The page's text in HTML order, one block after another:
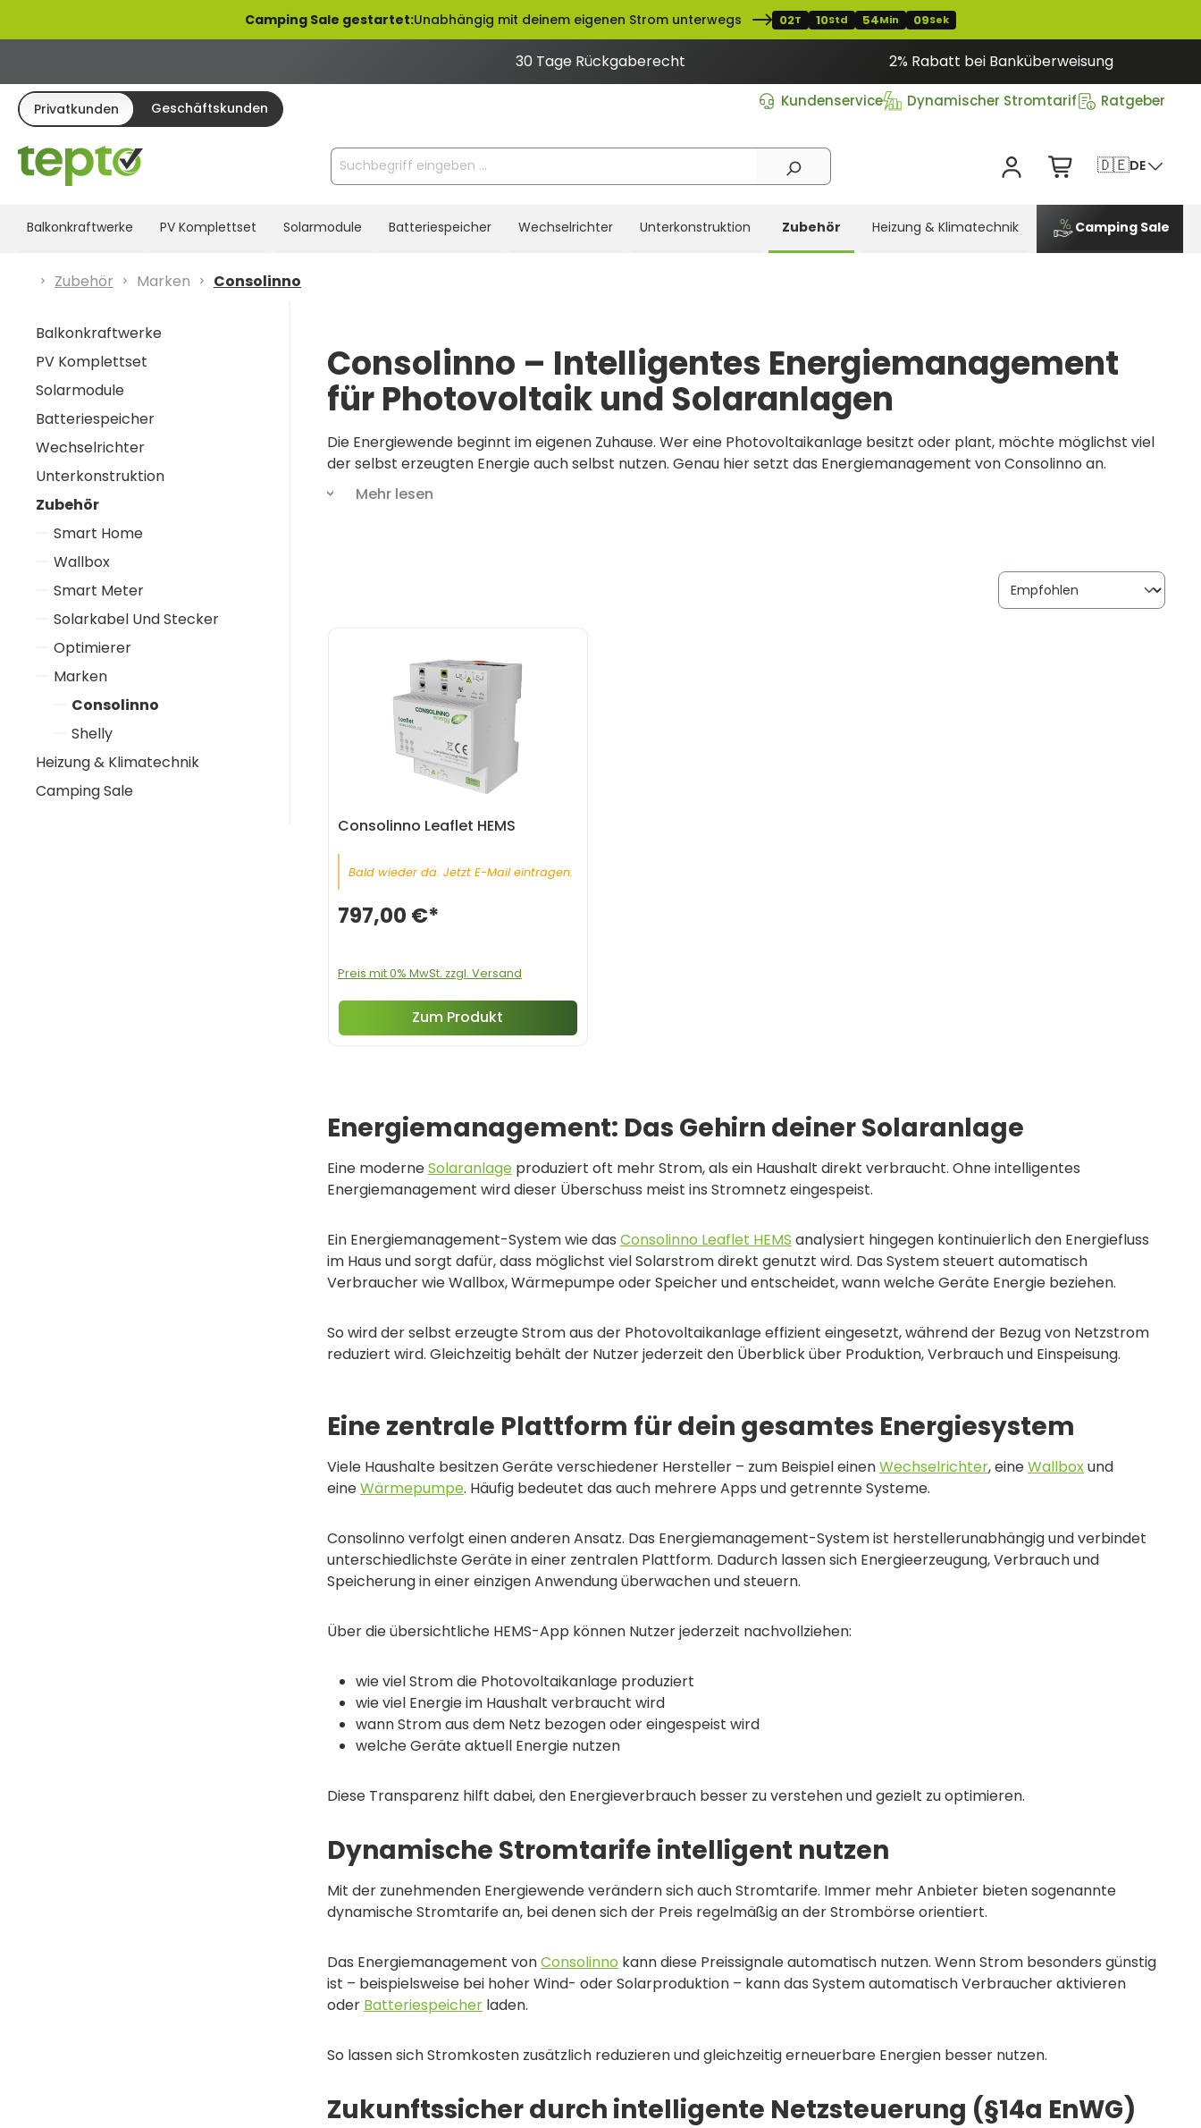
Zur Hauptnavigation springenCamping Sale gestartet:Unabhängig mit deinem eigenen Strom unterwegs 02T 10Std 54Min 08Sek
30 Tage Rückgaberecht 2% Rabatt bei Banküberweisung
Privatkunden Geschäftskunden Kundenservice Dynamischer Stromtarif Ratgeber
🇩🇪DE
Balkonkraftwerke PV Komplettset Solarmodule Batteriespeicher Wechselrichter Unterkonstruktion Zubehör Heizung & Klimatechnik Camping Sale
Zubehör Marken Consolinno
Balkonkraftwerke
PV Komplettset
Solarmodule
Batteriespeicher
Wechselrichter
Unterkonstruktion
Zubehör
Smart Home
Wallbox
Smart Meter
Solarkabel Und Stecker
Optimierer
Marken
Consolinno
Shelly
Heizung & Klimatechnik
Camping Sale
Consolinno – Intelligentes Energiemanagement
für Photovoltaik und Solaranlagen
Die Energiewende beginnt im eigenen Zuhause. Wer eine Photovoltaikanlage besitzt oder plant, möchte möglichst viel
der selbst erzeugten Energie auch selbst nutzen. Genau hier setzt das Energiemanagement von Consolinno an.
Mit dem Leaflet HEMS (Home Energy Management System) verbindet Consolinno Photovoltaik, Batteriespeicher,
Mehr lesen
Consolinno Leaflet HEMS
Bald wieder da. Jetzt E-Mail eintragen.
797,00 €*
Preis mit 0% MwSt. zzgl. Versand
Zum Produkt
Energiemanagement: Das Gehirn deiner Solaranlage
Eine moderneSolaranlage produziert oft mehr Strom, als ein Haushalt direkt verbraucht. Ohne intelligentes
Energiemanagement wird dieser Überschuss meist ins Stromnetz eingespeist.
Ein Energiemanagement-System wie das Consolinno Leaflet HEMS analysiert hingegen kontinuierlich den Energiefluss
im Haus und sorgt dafür, dass möglichst viel Solarstrom direkt genutzt wird. Das System steuert automatisch
Verbraucher wie Wallbox, Wärmepumpe oder Speicher und entscheidet, wann welche Geräte Energie beziehen.
So wird der selbst erzeugte Strom aus der Photovoltaikanlage effizient eingesetzt, während der Bezug von Netzstrom
reduziert wird. Gleichzeitig behält der Nutzer jederzeit den Überblick über Produktion, Verbrauch und Einspeisung.
Eine zentrale Plattform für dein gesamtes Energiesystem
Viele Haushalte besitzen Geräte verschiedener Hersteller – zum Beispiel einenWechselrichter, eineWallboxund
eineWärmepumpe. Häufig bedeutet das auch mehrere Apps und getrennte Systeme.
Consolinno verfolgt einen anderen Ansatz. Das Energiemanagement-System ist herstellerunabhängig und verbindet
unterschiedlichste Geräte in einer zentralen Plattform. Dadurch lassen sich Energieerzeugung, Verbrauch und
Speicherung in einer einzigen Anwendung überwachen und steuern.
Über die übersichtliche HEMS-App können Nutzer jederzeit nachvollziehen:
wie viel Strom die Photovoltaikanlage produziert
wie viel Energie im Haushalt verbraucht wird
wann Strom aus dem Netz bezogen oder eingespeist wird
welche Geräte aktuell Energie nutzen
Diese Transparenz hilft dabei, den Energieverbrauch besser zu verstehen und gezielt zu optimieren.
Dynamische Stromtarife intelligent nutzen
Mit der zunehmenden Energiewende verändern sich auch Stromtarife. Immer mehr Anbieter bieten sogenannte
dynamische Stromtarife an, bei denen sich der Preis regelmäßig an der Strombörse orientiert.
Das Energiemanagement vonConsolinno kann diese Preissignale automatisch nutzen. Wenn Strom besonders günstig
ist – beispielsweise bei hoher Wind- oder Solarproduktion – kann das System automatisch Verbraucher aktivieren
oder Batteriespeicher laden.
So lassen sich Stromkosten zusätzlich reduzieren und gleichzeitig erneuerbare Energien besser nutzen.
Zukunftssicher durch intelligente Netzsteuerung (§14a EnWG)